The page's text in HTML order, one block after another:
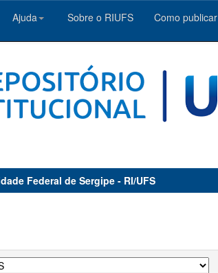
Ajuda Sobre o RIUFS Como publicar
Federal de Sergipe - RI/UFS